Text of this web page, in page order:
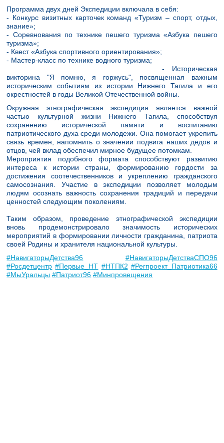
Программа двух дней Экспедиции включала в себя:
- Конкурс визитных карточек команд «Туризм – спорт, отдых,
знание»;
- Соревнования по технике пешего туризма «Азбука пешего
туризма»;
- Квест «Азбука спортивного ориентирования»;
- Мастер-класс по технике водного туризма;
- Историческая
викторина "Я помню, я горжусь", посвященная важным
историческим событиям из истории Нижнего Тагила и его
окрестностей в годы Великой Отечественной войны.
Окружная этнографическая экспедиция является важной
частью культурной жизни Нижнего Тагила, способствуя
сохранению исторической памяти и воспитанию
патриотического духа среди молодежи. Она помогает укрепить
связь времен, напомнить о значении подвига наших дедов и
отцов, чей вклад обеспечил мирное будущее потомкам.
Мероприятия подобного формата способствуют развитию
интереса к истории страны, формированию гордости за
достижения соотечественников и укреплению гражданского
самосознания. Участие в экспедиции позволяет молодым
людям осознать важность сохранения традиций и передачи
ценностей следующим поколениям.
Таким образом, проведение этнографической экспедиции
вновь продемонстрировало значимость исторических
мероприятий в формировании личности гражданина, патриота
своей Родины и хранителя национальной культуры.
#НавигаторыДетства96
#НавигаторыДетстваСПО96
#Росдетцентр #Первые_НТ #НТПК2 #Регпроект_Патриотика66
#МыУральцы #Патриот96 #Минпровещения